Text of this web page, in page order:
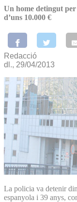
Un home detingut
d’uns 10.000 €
Redacció
dl., 29/04/2013
La policia va detenir
espanyola i 39 anys,